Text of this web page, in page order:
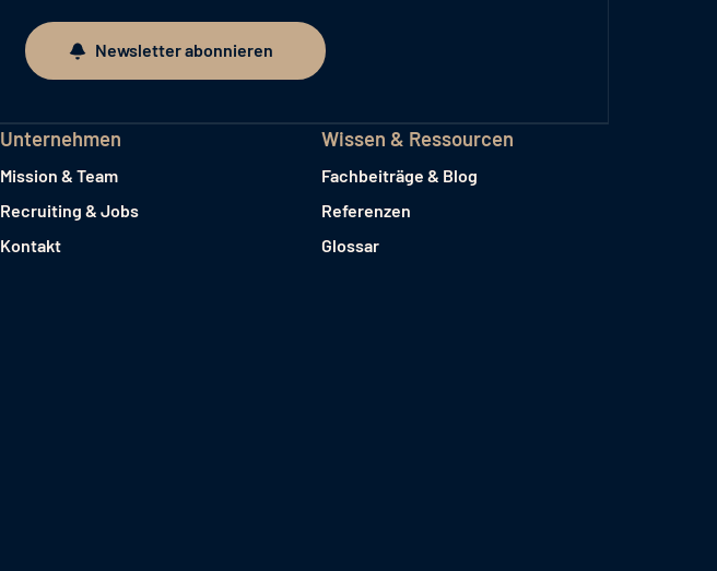
Newsletter abonnieren
Newsletter abonnieren
Unternehmen
Mission & Team
Recruiting & Jobs
Kontakt
Wissen & Ressourcen
Fachbeiträge & Blog
Referenzen
Glossar